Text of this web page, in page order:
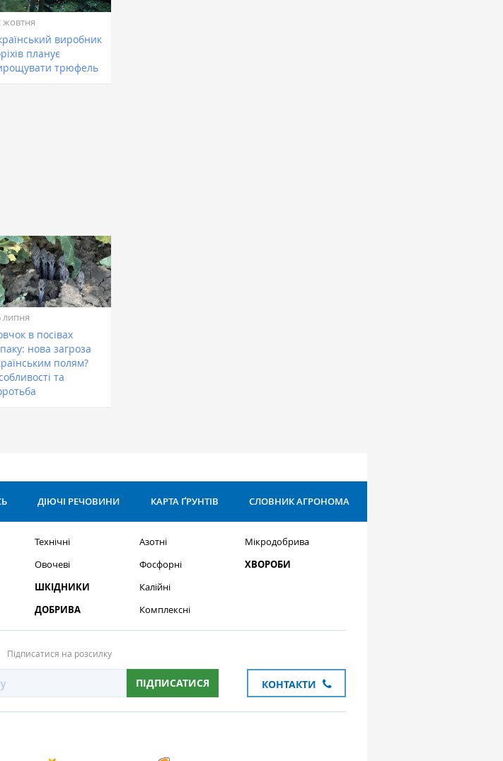
жовтня
виробник
планує
трюфель
липня
в посівах
нова загроза
полям?
та
ДІЮЧІ РЕЧОВИНИ КАРТА ҐРУНТІВ СЛОВНИК АГРОНОМА
Технічні
Овочеві
ШКІДНИКИ
ДОБРИВА
Азотні
Фосфорні
Калійні
Комплексні
Мікродобрива
ХВОРОБИ
Підписатися на розсилку
ПІДПИСАТИСЯ КОНТАКТИ